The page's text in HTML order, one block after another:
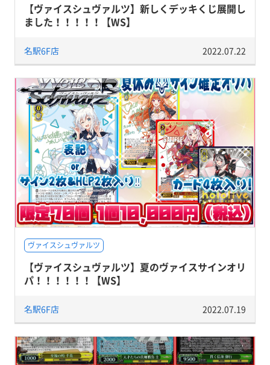
【ヴァイスシュヴァルツ】新しくデッキくじ展開し
ました！！！！！【WS】
名駅6F店 2022.07.22
ヴァイスシュヴァルツ
【ヴァイスシュヴァルツ】夏のヴァイスサインオリ
パ！！！！！！【WS】
名駅6F店 2022.07.19